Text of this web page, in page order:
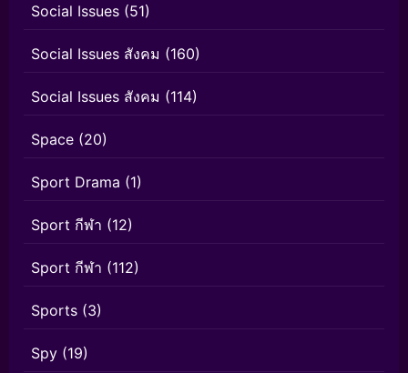
Social Issues (51)
Social Issues สังคม (160)
Social Issues สังคม (114)
Space (20)
Sport Drama (1)
Sport กีฬา (12)
Sport กีฬา (112)
Sports (3)
Spy (19)